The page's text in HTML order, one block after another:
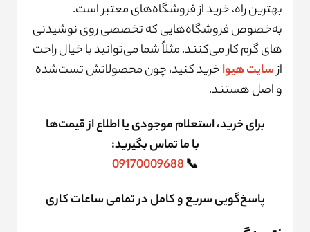
بهترین راه، خرید از فروشگاه‌های معتبر است.
به‌خصوص فروشگاه‌هایی که تخصصی روی نوشیدنی
های گرم کار می‌کنند. مثلاً شما می‌توانید با خیال راحت
ازسایت هیواخرید کنید، چون محصولاتش تست‌شده
و اصل هستند.
برای خرید، استعلام موجودی یا اطلاع از قیمت‌ها
با ما تماس بگیرید:
📞
09170009688
پاسخ‌گویی سریع و کامل در تمامی ساعات کاری